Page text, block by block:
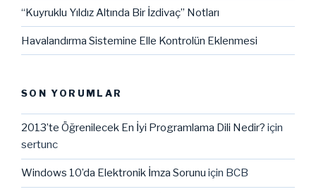
“Kuyruklu Yıldız Altında Bir İzdivaç” Notları
Havalandırma Sistemine Elle Kontrolün Eklenmesi
SON YORUMLAR
2013’te Öğrenilecek En İyi Programlama Dili Nedir? için
sertunc
Windows 10’da Elektronik İmza Sorunu için BCB